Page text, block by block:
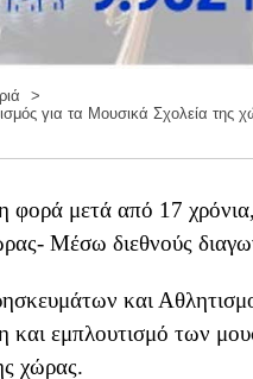
για τα Μουσικά Σχολεία της
μετά από 17
Μέσω διεθνούς
και
και εμπλουτισμό των
χώρας.